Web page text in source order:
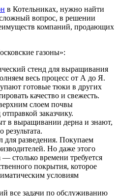
в Котельниках, нужно найти
вопрос, в решении
компаний, продающих
газоны»:
стенд для выращивания
весь процесс от А до Я.
готовые тюки в других
качество и свежесть.
слоем почвы
заказчику.
в выращивании дерна и знают,
для разведения. Покупаем
Но даже этого
столько времени требуется
покрытия, которое
условиям
все задачи по обслуживанию